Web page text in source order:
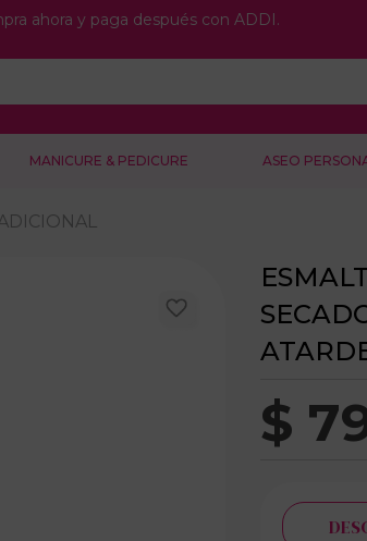
ahora y paga después con ADDI.
MANICURE & PEDICURE ASEO
$